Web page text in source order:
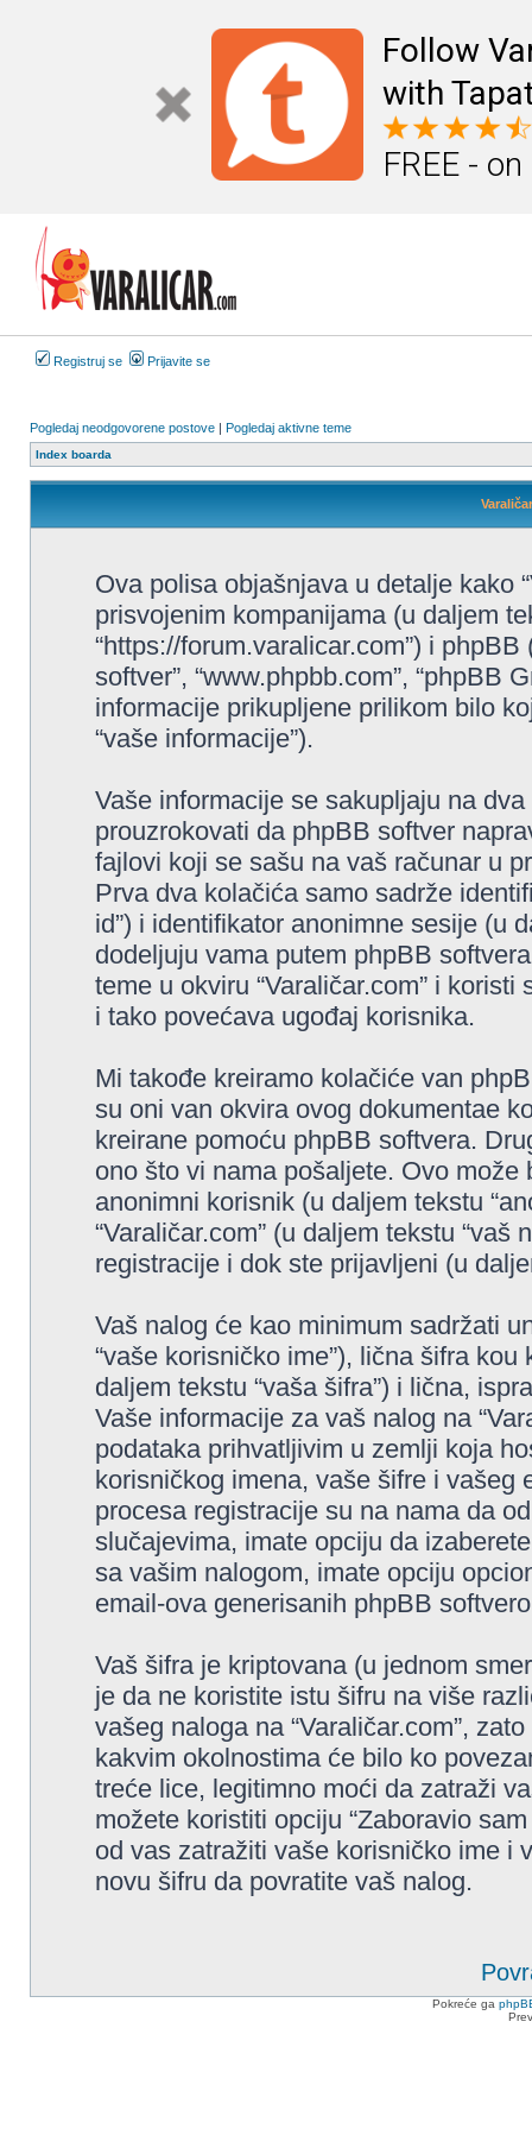
Follow
with
FREE -
Registruj se Prijavite se
Pogledaj neodgovorene postove | Pogledaj aktivne teme
Index boarda
Ova polisa objašnjava u detalje kako
prisvojenim kompanijama (u daljem
“https://forum.varalicar.com”) i phpBB
softver”, “www.phpbb.com”, “phpBB
informacije prikupljene prilikom bilo
“vaše informacije”).
Vaše informacije se sakupljaju na
prouzrokovati da phpBB softver
fajlovi koji se sašu na vaš računar u
Prva dva kolačića samo sadrže
id”) i identifikator anonimne sesije (u
dodeljuju vama putem phpBB
teme u okviru “Varaličar.com” i
i tako povećava ugođaj korisnika.
Mi takođe kreiramo kolačiće van
su oni van okvira ovog dokumentae
kreirane pomoću phpBB softvera.
ono što vi nama pošaljete. Ovo
anonimni korisnik (u daljem tekstu
“Varaličar.com” (u daljem tekstu
registracije i dok ste prijavljeni (u
Vaš nalog će kao minimum sadržati
“vaše korisničko ime”), lična šifra
daljem tekstu “vaša šifra”) i lična,
Vaše informacije za vaš nalog na
podataka prihvatljivim u zemlji koja
korisničkog imena, vaše šifre i vašeg
procesa registracije su na nama da
slučajevima, imate opciju da
sa vašim nalogom, imate opciju
email-ova generisanih phpBB
Vaš šifra je kriptovana (u jednom
je da ne koristite istu šifru na više
vašeg naloga na “Varaličar.com”,
kakvim okolnostima će bilo ko
treće lice, legitimno moći da zatraži
možete koristiti opciju “Zaboravio
od vas zatražiti vaše korisničko ime i
novu šifru da povratite vaš nalog.
Pokreće ga